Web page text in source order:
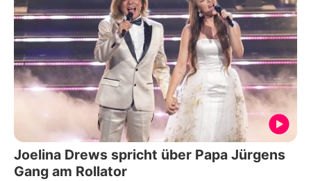
Joelina Drews spricht über Papa Jürgens
Gang am Rollator